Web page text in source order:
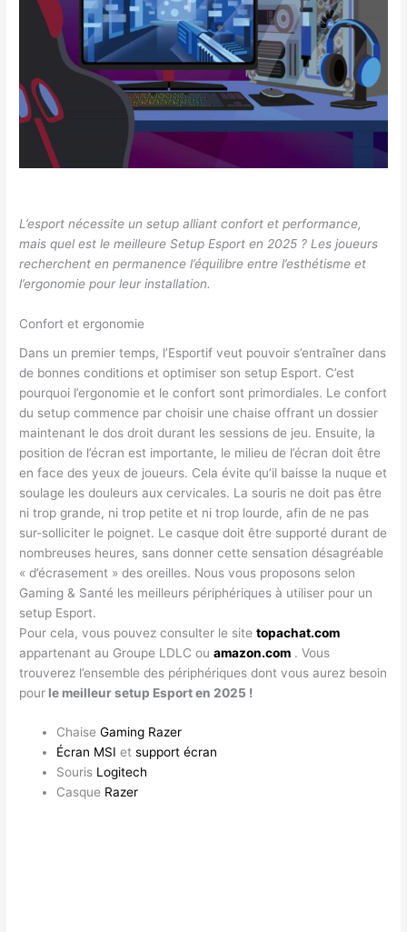
L’esport nécessite un setup alliant confort et performance,
mais quel est le meilleure Setup Esport en 2025 ? Les joueurs
recherchent en permanence l’équilibre entre l’esthétisme et
l’ergonomie pour leur installation.
Confort et ergonomie
Dans un premier temps, l’Esportif veut pouvoir s’entraîner dans
de bonnes conditions et optimiser son setup Esport. C’est
pourquoi l’ergonomie et le confort sont primordiales. Le confort
du setup commence par choisir une chaise offrant un dossier
maintenant le dos droit durant les sessions de jeu. Ensuite, la
position de l’écran est importante, le milieu de l’écran doit être
en face des yeux de joueurs. Cela évite qu’il baisse la nuque et
soulage les douleurs aux cervicales. La souris ne doit pas être
ni trop grande, ni trop petite et ni trop lourde, afin de ne pas
sur-solliciter le poignet. Le casque doit être supporté durant de
nombreuses heures, sans donner cette sensation désagréable
« d’écrasement » des oreilles. Nous vous proposons selon
Gaming & Santé les meilleurs périphériques à utiliser pour un
setup Esport.
Pour cela, vous pouvez consulter le sitetopachat.com
appartenant au Groupe LDLC ouamazon.com . Vous
trouverez l’ensemble des périphériques dont vous aurez besoin
pour le meilleur setup Esport en 2025 !
ChaiseGaming Razer
Écran MSI etsupport écran
Souris Logitech
Casque Razer